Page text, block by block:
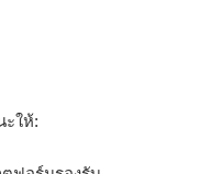
ให้: